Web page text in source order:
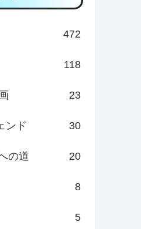
472
118
23
ンド 30
の道 20
8
5